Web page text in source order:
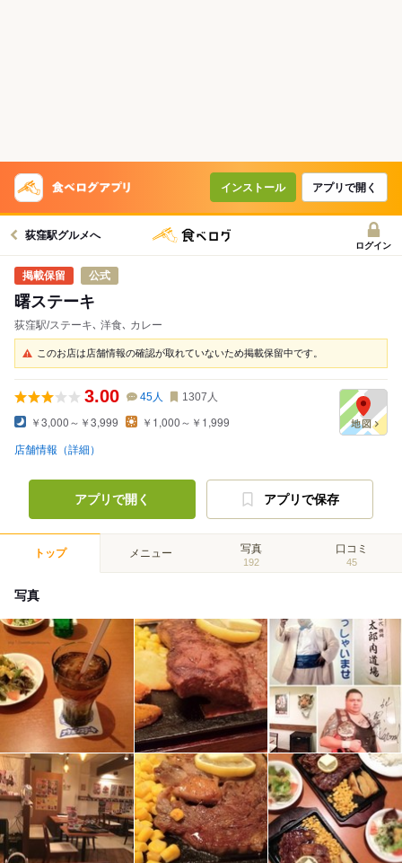
インストール アプリで開く
荻窪駅グルメへ
ログイン
公式
曙ステーキ
荻窪駅/ステーキ､ 洋食､ カレー
このお店は店舗情報の確認が取れていないため掲載保留中です。
3.00 45人 1307 人
￥3,000～￥3,999 ￥1,000～￥1,999
店舗情報（詳細）
アプリで開く アプリで保存
トップ メニュー 写真
192
口コミ
45
写真